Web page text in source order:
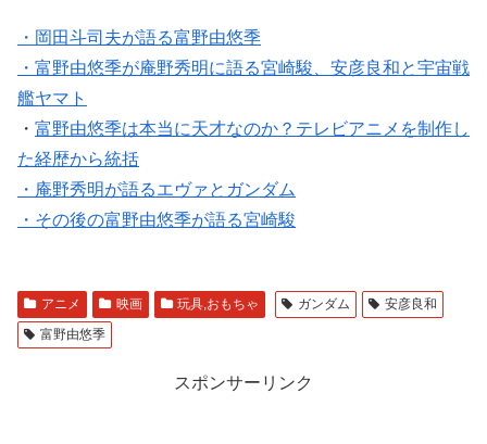
・岡田斗司夫が語る富野由悠季
・富野由悠季が庵野秀明に語る宮崎駿、安彦良和と宇宙戦
艦ヤマト
・ 富野由悠季は本当に天才なのか？テレビアニメを制作し
た経歴から統括
・庵野秀明が語るエヴァとガンダム
・その後の富野由悠季が語る宮崎駿
アニメ 映画 玩具,おもちゃ ガンダム
安彦良和
富野由悠季
スポンサーリンク